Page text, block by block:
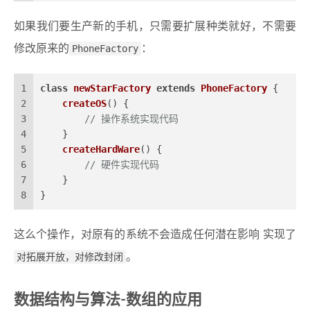
如果我们要生产新的手机，只需要扩展种类就好，不需要
修改原来的 PhoneFactory ：
1
2
3
4
5
6
7
8
class newStarFactory extends PhoneFactory {
createOS( ) {
// 操作系统实现代码
    }
createHardWare( ) {
// 硬件实现代码
    }
}
这么个操作，对原有的系统不会造成任何潜在影响 实现了
对拓展开放，对修改封闭 。
数据结构与算法-数组的应用